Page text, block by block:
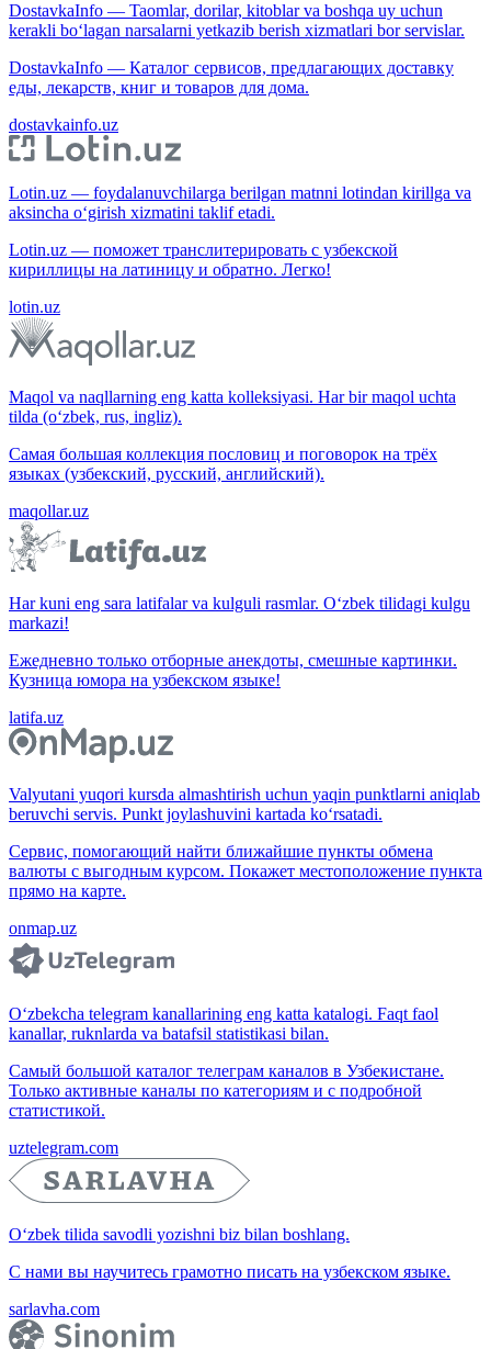
DostavkaInfo — Taomlar, dorilar, kitoblar va boshqa uy uchun
kerakli bo‘lagan narsalarni yetkazib berish xizmatlari bor servislar.
DostavkaInfo — Каталог сервисов, предлагающих доставку
еды, лекарств, книг и товаров для дома.
dostavkainfo.uz
Lotin.uz — foydalanuvchilarga berilgan matnni lotindan kirillga va
aksincha o‘girish xizmatini taklif etadi.
Lotin.uz — поможет транслитерировать с узбекской
кириллицы на латиницу и обратно. Легко!
lotin.uz
Maqol va naqllarning eng katta kolleksiyasi. Har bir maqol uchta
tilda (o‘zbek, rus, ingliz).
Самая большая коллекция пословиц и поговорок на трёх
языках (узбекский, русский, английский).
maqollar.uz
Har kuni eng sara latifalar va kulguli rasmlar. O‘zbek tilidagi kulgu
markazi!
Ежедневно только отборные анекдоты, смешные картинки.
Кузница юмора на узбекском языке!
latifa.uz
Valyutani yuqori kursda almashtirish uchun yaqin punktlarni aniqlab
beruvchi servis. Punkt joylashuvini kartada ko‘rsatadi.
Сервис, помогающий найти ближайшие пункты обмена
валюты с выгодным курсом. Покажет местоположение пункта
прямо на карте.
onmap.uz
O‘zbekcha telegram kanallarining eng katta katalogi. Faqt faol
kanallar, ruknlarda va batafsil statistikasi bilan.
Самый большой каталог телеграм каналов в Узбекистане.
Только активные каналы по категориям и с подробной
статистикой.
uztelegram.com
O‘zbek tilida savodli yozishni biz bilan boshlang.
С нами вы научитесь грамотно писать на узбекском языке.
sarlavha.com